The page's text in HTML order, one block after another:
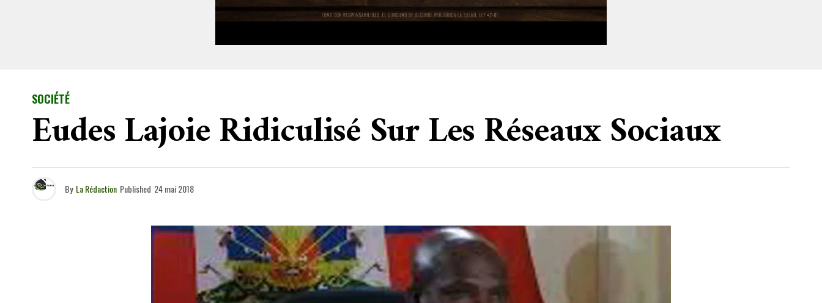
SOCIÉTÉ
Eudes Lajoie Ridiculisé Sur Les Réseaux Sociaux
By La Rédaction Published 24 mai 2018